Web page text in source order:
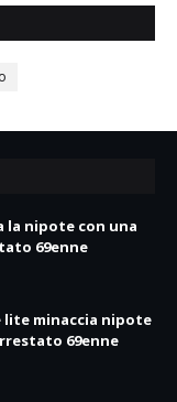
la nipote con una
69enne
lite minaccia nipote
69enne